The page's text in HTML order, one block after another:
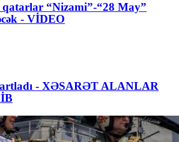
“Nizami”-“28 May”
- VİDEO
- XƏSARƏT ALANLAR